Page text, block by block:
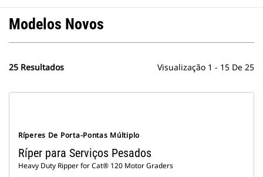
Modelos Novos
25 Resultados Visualização 1 - 15 De 25
Ríperes De Porta-Pontas Múltiplo
Ríper para Serviços Pesados
Heavy Duty Ripper for Cat® 120 Motor Graders